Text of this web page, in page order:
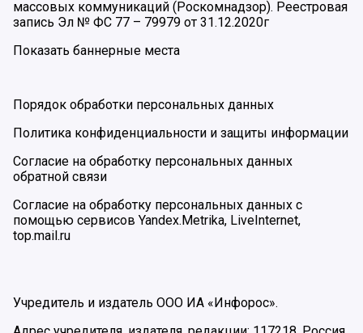
массовых коммуникаций (Роскомнадзор). Реестровая
запись Эл № ФС 77 – 79979 от 31.12.2020г
Показать баннерные места
Порядок обработки персональных данных
Политика конфиденциальности и защиты информации
Согласие на обработку персональных данных
обратной связи
Согласие на обработку персональных данных с
помощью сервисов Yandex.Metrika, LiveInternet,
top.mail.ru
Учредитель и издатель ООО ИА «Инфорос».